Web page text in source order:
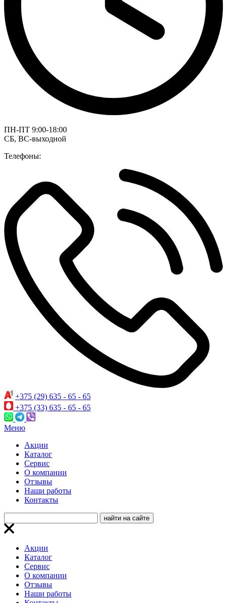
ПН-ПТ 9:00-18:00
СБ, ВС-выходной
Телефоны:
+375 (29) 635 - 65 - 65
+375 (33) 635 - 65 - 65
Меню
Акции
Каталог
Сервис
О компании
Отзывы
Наши работы
Контакты
Акции
Каталог
Сервис
О компании
Отзывы
Наши работы